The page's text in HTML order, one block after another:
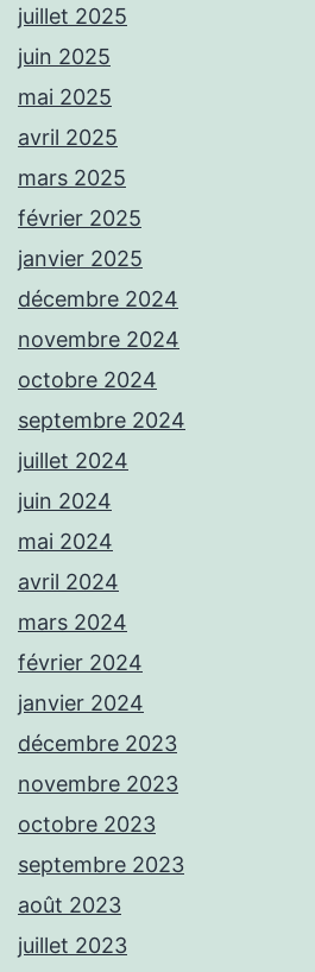
juillet 2025
juin 2025
mai 2025
avril 2025
mars 2025
février 2025
janvier 2025
décembre 2024
novembre 2024
octobre 2024
septembre 2024
juillet 2024
juin 2024
mai 2024
avril 2024
mars 2024
février 2024
janvier 2024
décembre 2023
novembre 2023
octobre 2023
septembre 2023
août 2023
juillet 2023